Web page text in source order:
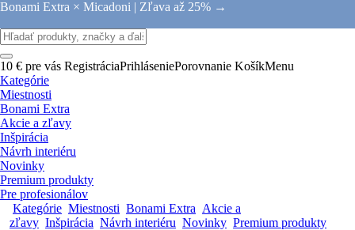
Bonami Extra × Micadoni | Zľava až 25% →
10 € pre vás RegistráciaPrihláseniePorovnanie KošíkMenu
Kategórie
Miestnosti
Bonami Extra
Akcie a zľavy
Inšpirácia
Návrh interiéru
Novinky
Premium produkty
Pre profesionálov
Kategórie Miestnosti Bonami Extra Akcie a
zľavy Inšpirácia Návrh interiéru Novinky Premium produkty